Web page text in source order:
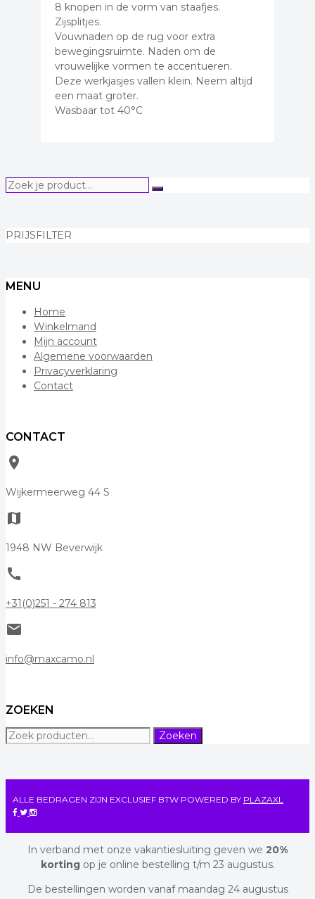
8 knopen in de vorm van staafjes.
Zijsplitjes.
Vouwnaden op de rug voor extra
bewegingsruimte. Naden om de
vrouwelijke vormen te accentueren.
Deze werkjasjes vallen klein. Neem altijd
een maat groter.
Wasbaar tot 40°C
Zoek
Zoeken
PRIJSFILTER
MENU
Home
Winkelmand
Mijn account
Algemene voorwaarden
Privacyverklaring
Contact
CONTACT
room
Wijkermeerweg 44 S
map
1948 NW Beverwijk
call
+31(0)251 - 274 813
mail
info@maxcamo.nl
ZOEKEN
Zoeken
naar:
Zoeken
ALLE BEDRAGEN ZIJN EXCLUSIEF BTW POWERED BY PLAZAXL
In verband met onze vakantiesluiting geven we 20%
korting op je online bestelling t/m 23 augustus.
De bestellingen worden vanaf maandag 24 augustus